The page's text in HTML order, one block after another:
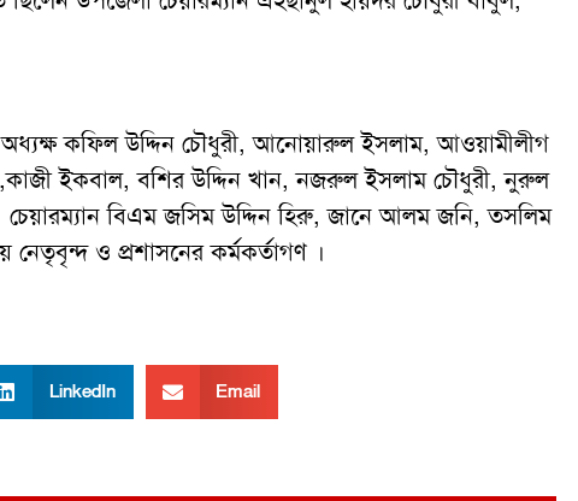
অধ্যক্ষ কফিল উদ্দিন চৌধুরী, আনোয়ারুল ইসলাম, আওয়ামীলীগ
ইকবাল, বশির উদ্দিন খান, নজরুল ইসলাম চৌধুরী, নুরুল
চেয়ারম্যান বিএম জসিম উদ্দিন হিরু, জানে আলম জনি, তসলিম
ও প্রশাসনের কর্মকর্তাগণ ।
LinkedIn Email